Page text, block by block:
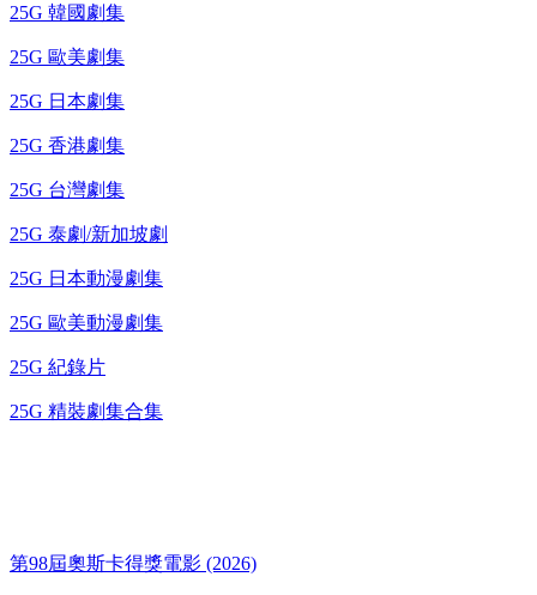
25G 韓國劇集
25G 歐美劇集
25G 日本劇集
25G 香港劇集
25G 台灣劇集
25G 泰劇/新加坡劇
25G 日本動漫劇集
25G 歐美動漫劇集
25G 紀錄片
25G 精裝劇集合集
第98屆奧斯卡得獎電影 (2026)